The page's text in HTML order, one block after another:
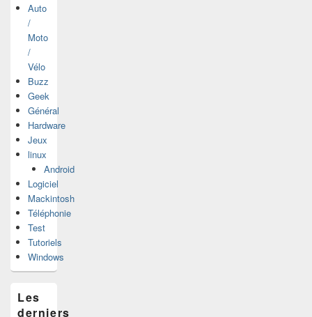
Auto
/
Moto
/
Vélo
Buzz
Geek
Général
Hardware
Jeux
linux
Android
Logiciel
Mackintosh
Téléphonie
Test
Tutoriels
Windows
Les
derniers